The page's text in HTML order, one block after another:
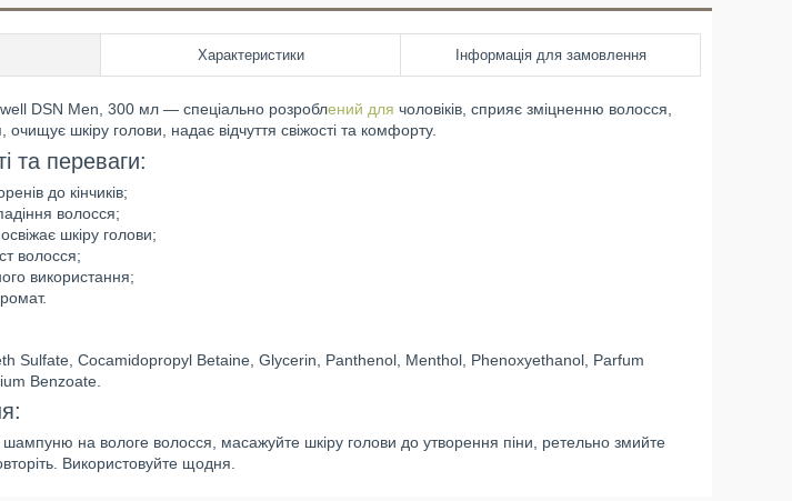
Характеристики Інформація для замовлення
DSN Men, 300 мл — спеціально розроблений для чоловіків, сприяє зміцненню волосся,
очищує шкіру голови, надає відчуття свіжості та комфорту.
та переваги:
до кінчиків;
волосся;
шкіру голови;
волосся;
використання;
Sulfate, Cocamidopropyl Betaine, Glycerin, Panthenol, Menthol, Phenoxyethanol, Parfum
Benzoate.
шампуню на вологе волосся, масажуйте шкіру голови до утворення піни, ретельно змийте
Використовуйте щодня.